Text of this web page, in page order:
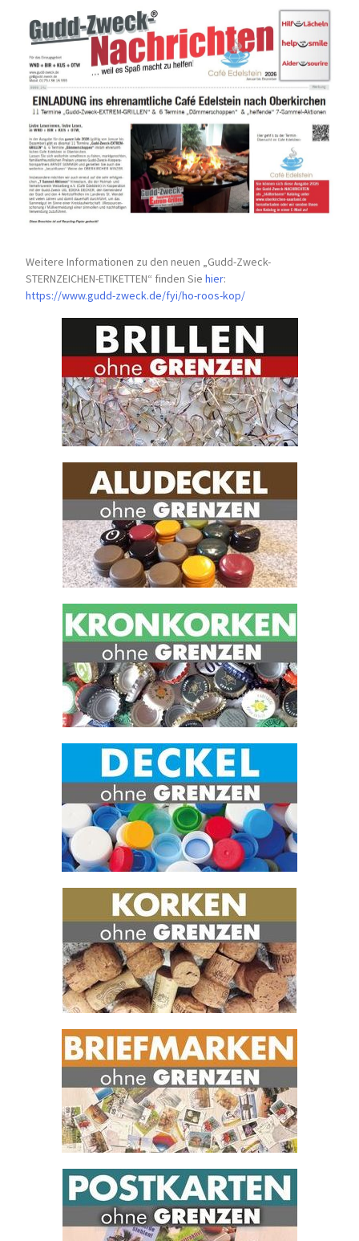
Weitere Informationen zu den neuen „Gudd-Zweck-
STERNZEICHEN-ETIKETTEN“ finden Siehier:
https://www.gudd-zweck.de/fyi/ho-roos-kop/